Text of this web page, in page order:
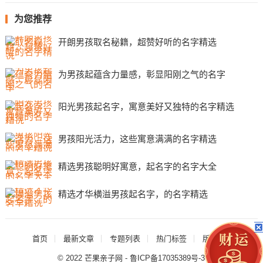
为您推荐
开朗男孩取名秘籍，超赞好听的名字精选
为男孩起蕴含力量感，彰显阳刚之气的名字
阳光男孩起名字，寓意美好又独特的名字精选
男孩阳光活力，这些寓意满满的名字精选
精选男孩聪明好寓意，起名字的名字大全
精选才华横溢男孩起名字，的名字精选
首页 最新文章 专题列表 热门标签 版权声明
© 2022芒果亲子网 -鲁ICP备17035389号-3